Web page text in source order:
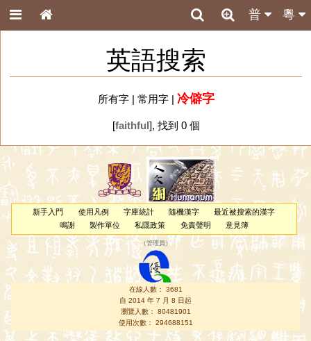
粵
普
英語搜索
所有字| 常用字| 冷僻字
[faithful], 找到 0 個
新手入門 使用凡例 字庫統計 隨機漢字
最近被搜索的漢字
鳴謝
製作單位 私隱政策 免責聲明 意見簿
（管理員 ）
在線人數： 3681
自 2014 年 7 月 8 日起
瀏覽人數： 80481901
使用次數： 294688151